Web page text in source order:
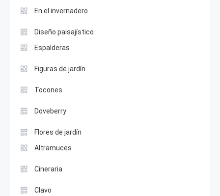
En el invernadero
Diseño paisajístico
Espalderas
Figuras de jardín
Tocones
Doveberry
Flores de jardín
Altramuces
Cineraria
Clavo